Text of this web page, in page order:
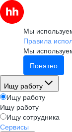
Мы
Правила
Мы
Понятно
Ищу работу
Ищу работу
Ищу работу
Ищу сотрудника
Сервисы